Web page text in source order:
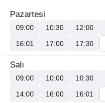
Pazartesi
09:00 10:30 12:00
16:01
17:00 17:30
Salı
09:00 10:00 10:30
14:00
16:00 16:01